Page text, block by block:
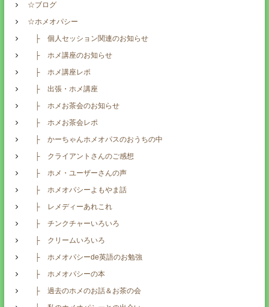
☆ブログ
☆ホメオパシー
├ 個人セッション関連のお知らせ
├ ホメ講座のお知らせ
├ ホメ講座レポ
├ 出張・ホメ講座
├ ホメお茶会のお知らせ
├ ホメお茶会レポ
├ かーちゃんホメオパスのおうちの中
├ クライアントさんのご感想
├ ホメ・ユーザーさんの声
├ ホメオパシーよもやま話
├ レメディーあれこれ
├ チンクチャーいろいろ
├ クリームいろいろ
├ ホメオパシーde英語のお勉強
├ ホメオパシーの本
├ 過去のホメのお話＆お茶の会